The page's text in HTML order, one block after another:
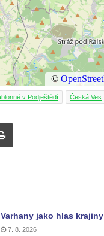
Vincence Ferrerského na
dominikánů v Českých
Zachariáše na nádvoří
v Českých
Josefa na nádvoří kláštera
Českých Budějovicích
na nádvoří kláštera
Dominika na nádvoří
v Podještědí Česká Ves
Tisknout
Varhany jako hlas krajiny
7. 8. 2026